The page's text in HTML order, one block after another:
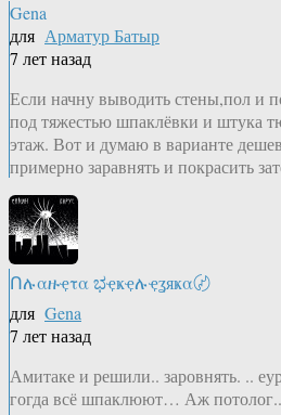
Gena
для Арматур Батыр
7 лет назад
Если начну выводить стены,пол и
под тяжестью шпаклёвки и штука
этаж. Вот и думаю в варианте
примерно заравнять и покрасить
Ոሉαዙҿτα ಭҿҝҿሉҿʓяҝα〄
для Gena
7 лет назад
Амитаке и решили.. заровнять. ..
гогда всё шпаклюют… Аж потолог..